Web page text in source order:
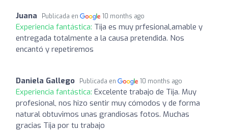
Juana Publicada en 10 months ago
Experiencia fantástica: Tija es muy prfesional,amable y
entregada totalmente a la causa pretendida. Nos
encantó y repetiremos
Daniela Gallego Publicada en 10 months ago
Experiencia fantástica: Excelente trabajo de Tija. Muy
profesional, nos hizo sentir muy cómodos y de forma
natural obtuvimos unas grandiosas fotos. Muchas
gracias Tija por tu trabajo